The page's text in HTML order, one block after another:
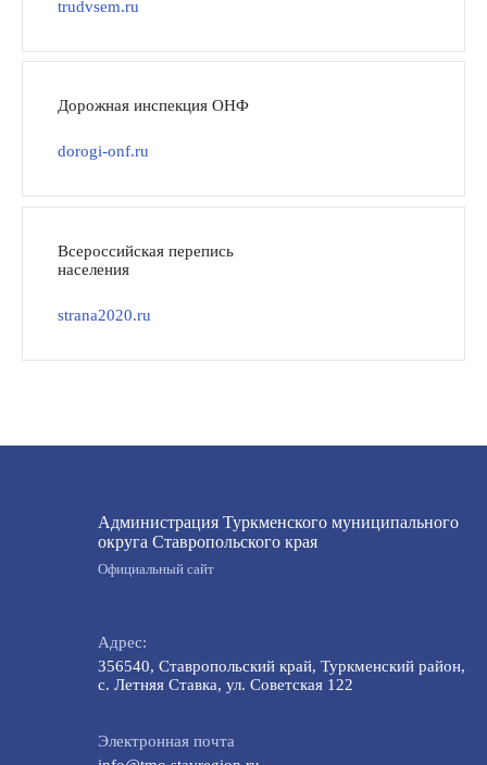
trudvsem.ru
Дорожная инспекция ОНФ
dorogi-onf.ru
Всероссийская перепись
населения
strana2020.ru
Администрация Туркменского муниципального
округа Ставропольского края
Официальный сайт
Адрес:
356540, Ставропольский край, Туркменский район,
с. Летняя Ставка, ул. Советская 122
Электронная почта